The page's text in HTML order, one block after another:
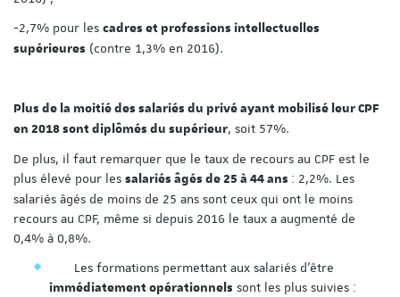
-2,7% pour les cadres et professions intellectuelles
supérieures (contre 1,3% en 2016).
Plus de la moitié des salariés du privé ayant mobilisé leur CPF
en 2018 sont diplômés du supérieur, soit 57%.
De plus, il faut remarquer que le taux de recours au CPF est le
plus élevé pour les salariés âgés de 25 à 44 ans : 2,2%. Les
salariés âgés de moins de 25 ans sont ceux qui ont le moins
recours au CPF, même si depuis 2016 le taux a augmenté de
0,4% à 0,8%.
Les formations permettant aux salariés d’être
immédiatement opérationnels sont les plus suivies :